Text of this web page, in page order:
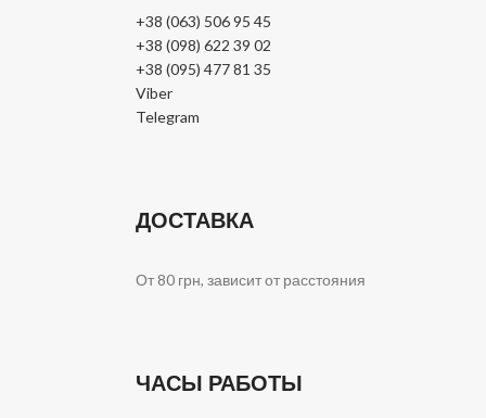
+38 (063) 506 95 45
+38 (098) 622 39 02
+38 (095) 477 81 35
Viber
Telegram
ДОСТАВКА
От 80 грн, зависит от расстояния
ЧАСЫ РАБОТЫ